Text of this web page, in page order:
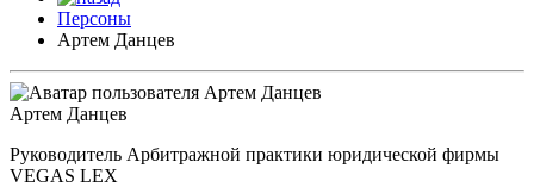
Персоны
Артем Данцев
Артем Данцев
Руководитель Арбитражной практики юридической фирмы
VEGAS LEX